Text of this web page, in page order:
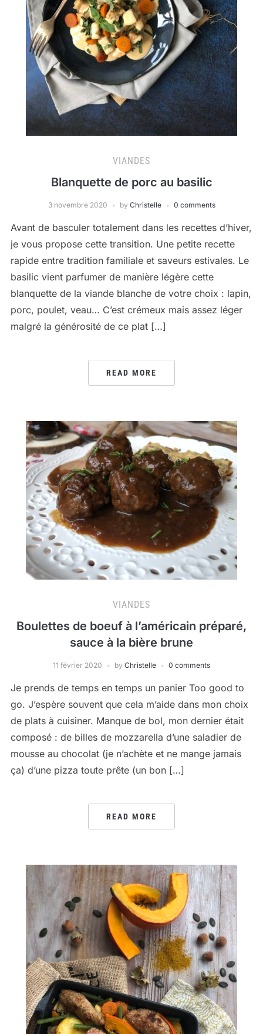
VIANDES
Blanquette de porc au basilic
3 novembre 2020 by Christelle 0 comments
Avant de basculer totalement dans les recettes d’hiver,
je vous propose cette transition. Une petite recette
rapide entre tradition familiale et saveurs estivales. Le
basilic vient parfumer de manière légère cette
blanquette de la viande blanche de votre choix : lapin,
porc, poulet, veau… C’est crémeux mais assez léger
malgré la générosité de ce plat […]
READ MORE
VIANDES
Boulettes de boeuf à l’américain préparé,
sauce à la bière brune
11 février 2020 by Christelle 0 comments
Je prends de temps en temps un panier Too good to
go. J’espère souvent que cela m’aide dans mon choix
de plats à cuisiner. Manque de bol, mon dernier était
composé : de billes de mozzarella d’une saladier de
mousse au chocolat (je n’achète et ne mange jamais
ça) d’une pizza toute prête (un bon […]
READ MORE